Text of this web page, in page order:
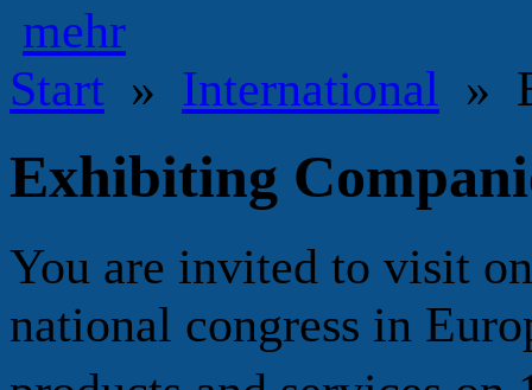
mehr
Start » International »
Exhibiting
You are invited to visit
national congress in